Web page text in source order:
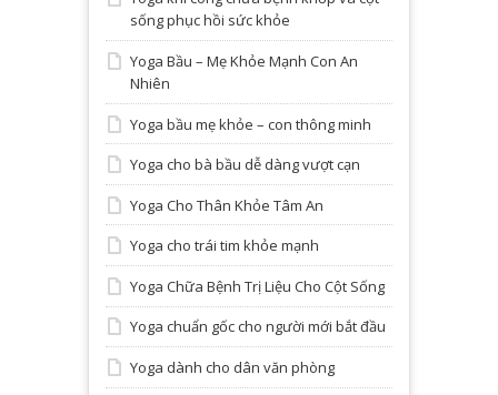
sống phục hồi sức khỏe
Yoga Bầu – Mẹ Khỏe Mạnh Con An
Nhiên
Yoga bầu mẹ khỏe – con thông minh
Yoga cho bà bầu dễ dàng vượt cạn
Yoga Cho Thân Khỏe Tâm An
Yoga cho trái tim khỏe mạnh
Yoga Chữa Bệnh Trị Liệu Cho Cột Sống
Yoga chuẩn gốc cho người mới bắt đầu
Yoga dành cho dân văn phòng